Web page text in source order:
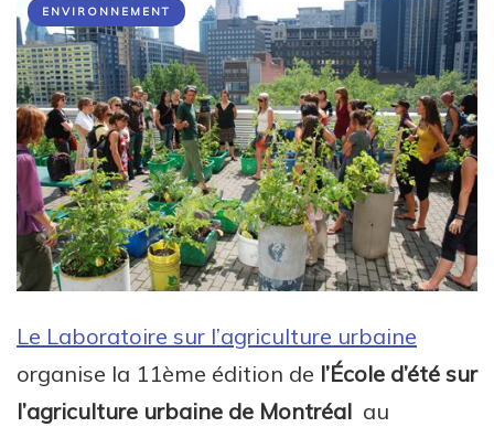
ENVIRONNEMENT
Le Laboratoire sur l’agriculture urbaine
organise la 11ème édition de l’École d’été sur
l’agriculture urbaine de Montréal au